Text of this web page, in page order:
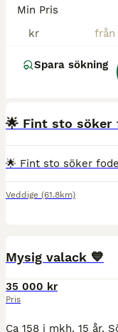
Min Pris
kr
Spara sökning
🌟 Fint sto söker
Veddige (61.8km)
Mysig valack 💙
35 000 kr
Pris